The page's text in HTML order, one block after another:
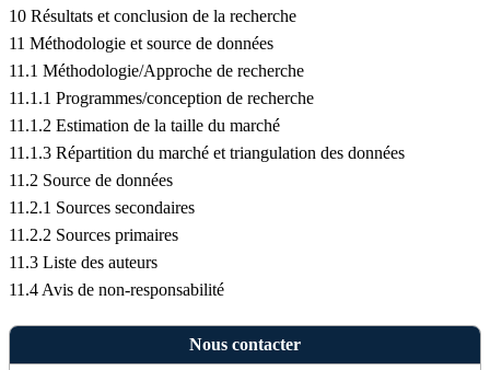
10 Résultats et conclusion de la recherche
11 Méthodologie et source de données
11.1 Méthodologie/Approche de recherche
11.1.1 Programmes/conception de recherche
11.1.2 Estimation de la taille du marché
11.1.3 Répartition du marché et triangulation des données
11.2 Source de données
11.2.1 Sources secondaires
11.2.2 Sources primaires
11.3 Liste des auteurs
11.4 Avis de non-responsabilité
Nous contacter